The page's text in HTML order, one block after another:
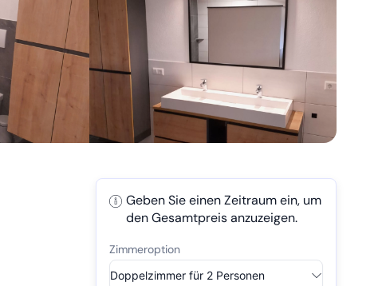
Geben Sie einen Zeitraum ein, um
den Gesamtpreis anzuzeigen.